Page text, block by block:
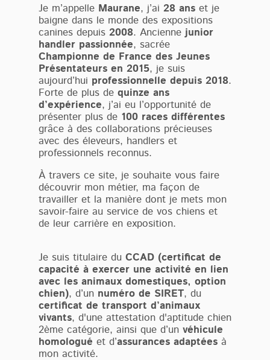
Je m’appelle Maurane, j’ai 28 ans et je
baigne dans le monde des expositions
canines depuis 2008. Ancienne junior
handler passionnée, sacrée
Championne de France des Jeunes
Présentateurs en 2015, je suis
aujourd’hui professionnelle depuis 2018.
Forte de plus de quinze ans
d’expérience, j’ai eu l’opportunité de
présenter plus de 100 races différentes
grâce à des collaborations précieuses
avec des éleveurs, handlers et
professionnels reconnus.
À travers ce site, je souhaite vous faire
découvrir mon métier, ma façon de
travailler et la manière dont je mets mon
savoir-faire au service de vos chiens et
de leur carrière en exposition.
Je suis titulaire du CCAD (certificat de
capacité à exercer une activité en lien
avec les animaux domestiques, option
chien), d’un numéro de SIRET, du
certificat de transport d’animaux
vivants, d'une attestation d'aptitude chien
2ème catégorie, ainsi que d’un véhicule
homologué et d’assurances adaptées à
mon activité.